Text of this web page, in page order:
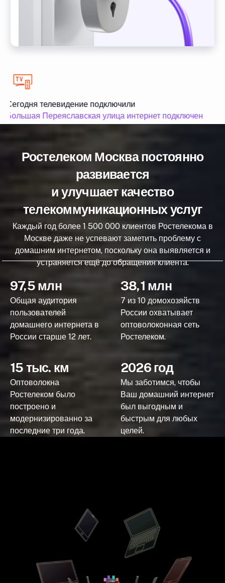
Сегодня телевидение подключили
Большая Переяславская улица интернет подключен
Ростелеком Москва постоянно
развивается
и улучшает качество
телекоммуникационных услуг
Каждый год более 1 500 000 клиентов Ростелекома в
Москве даже не успевают заметить проблему с
домашним интернетом, поскольку она выявляется и
устраняется ещё до обращения клиента.
97,5 млн
Общая аудитория
пользователей
домашнего интернета в
России старше 12 лет.
38,1 млн
7 из 10 домохозяйств
России охватывает
оптоволоконная сеть
Ростелеком.
15 тыс. км
Оптоволокна
Ростелеком было
построено и
модернизированно за
последние три года.
2026 год
Мы заботимся, чтобы
Ваш домашний интернет
был выгодным и
быстрым для любых
целей.